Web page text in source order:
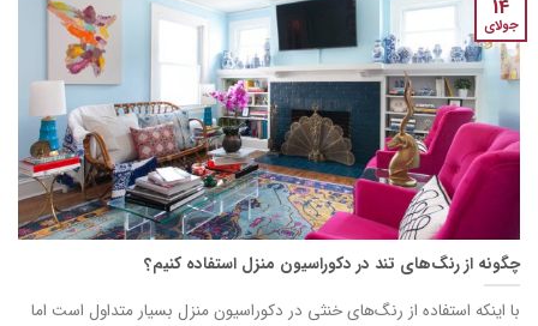
چگونه از رنگ‌های تند در دکوراسیون منزل استفاده کنیم؟
با اینکه استفاده از رنگ‌های خنثی در دکوراسیون منزل بسیار متداول است اما
14
جولای